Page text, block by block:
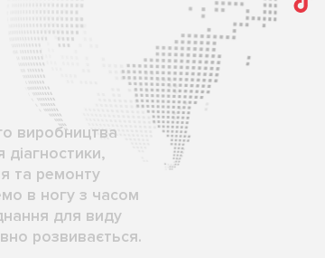
виробництва
та ремонту
в ногу з часом
для виду
розвивається.